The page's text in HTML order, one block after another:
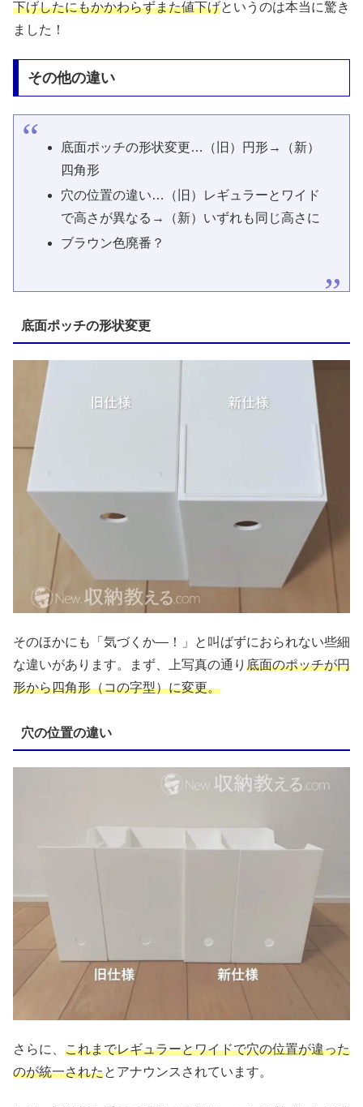
下げしたにもかかわらずまた値下げというのは本当に驚き
ました！
その他の違い
底面ポッチの形状変更…（旧）円形→（新）
四角形
穴の位置の違い…（旧）レギュラーとワイド
で高さが異なる→（新）いずれも同じ高さに
ブラウン色廃番？
底面ポッチの形状変更
そのほかにも「気づくか―！」と叫ばずにおられない些細
な違いがあります。まず、上写真の通り 底面のポッチが円
形から四角形（コの字型）に変更。
穴の位置の違い
さらに、 これまでレギュラーとワイドで穴の位置が違った
のが統一されたとアナウンスされています。